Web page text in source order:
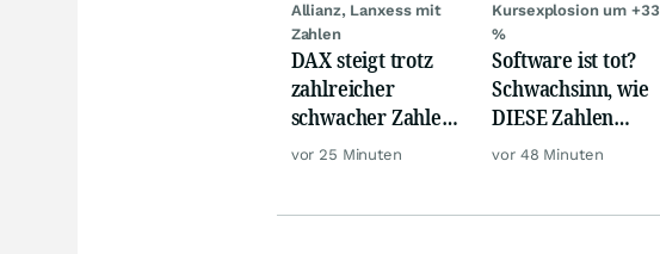
Allianz, Lanxess mit
Zahlen
DAX steigt trotz
zahlreicher
schwacher Zahlen,
Gold und Öl teurer
vor 25 Minuten
Kursexplosion um +33
%
Software ist tot?
Schwachsinn, wie
DIESE Zahlen
zeigen!
vor 48 Minuten